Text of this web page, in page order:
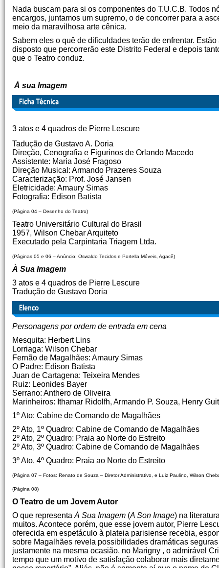
Nada buscam para si os componentes do T.U.C.B. Todos
encargos, juntamos um supremo, o de concorrer para a
meio da maravilhosa arte cênica.
Sabem eles o quê de dificuldades terão de enfrentar.
disposto que percorrerão este Distrito Federal e depois
que o Teatro conduz.
À sua Imagem
3 atos e 4 quadros de Pierre Lescure
Tadução de Gustavo A. Doria
Direção, Cenografia e Figurinos de Orlando Macedo
Assistente: Maria José Fragoso
Direção Musical: Armando Prazeres Souza
Caracterização: Prof. José Jansen
Eletricidade: Amaury Simas
Fotografia: Edison Batista
(Página 04 – Desenho do Teatro)
Teatro Universitário Cultural do Brasil
1957, Wilson Chebar Arquiteto
Executado pela Carpintaria Triagem Ltda.
(Páginas 05 e 06 – Anúncio: Oswaldo Tecidos e Portella Móveis, Agacê)
À Sua Imagem
3 atos e 4 quadros de Pierre Lescure
Tradução de Gustavo Doria
Personagens por ordem de entrada em cena
Mesquita: Herbert Lins
Lorriaga: Wilson Chebar
Fernão de Magalhães: Amaury Simas
O Padre: Edison Batista
Juan de Cartagena: Teixeira Mendes
Ruiz: Leonides Bayer
Serrano: Anthero de Oliveira
Marinheiros: Ithamar Ridolfh, Armando P. Souza, Henry
1º Ato: Cabine de Comando de Magalhães
2º Ato, 1º Quadro: Cabine de Comando de Magalhães
2º Ato, 2º Quadro: Praia ao Norte do Estreito
2º Ato, 3º Quadro: Cabine de Comando de Magalhães
3º Ato, 4º Quadro: Praia ao Norte do Estreito
(Página 07 – Fotos: Renato de Souza – Diretor Administrativo, e Luiz Paulino, Wilson
(Página 08)
O Teatro de um Jovem Autor
O que representa À Sua Imagem (A Son Image) na
muitos. Acontece porém, que esse jovem autor, Pierre
oferecida em espetáculo à plateia parisiense recebia,
sobre Magalhães revela possibilidades dramáticas
justamente na mesma ocasião, no Marigny , o admirável
tempo que um motivo de satisfação colaborar mais